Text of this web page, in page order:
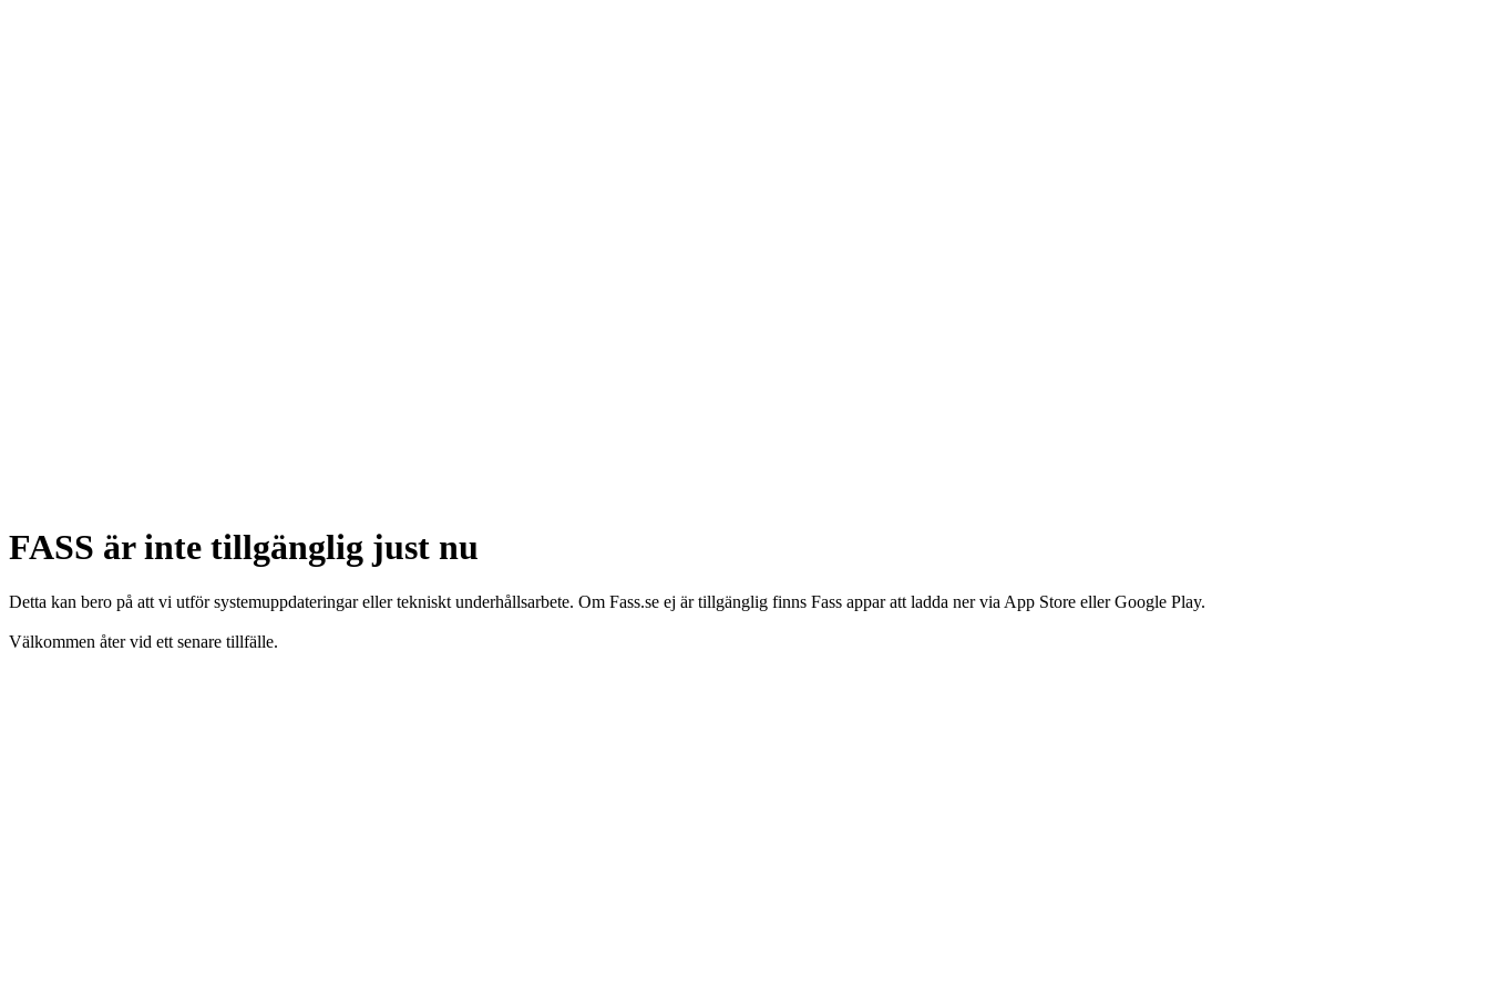
FASS är inte tillgänglig just nu
Detta kan bero på att vi utför systemuppdateringar eller tekniskt underhållsarbete. Om Fass.se ej är tillgänglig finns Fass appar att ladda ner via App Store eller Google Play.
Välkommen åter vid ett senare tillfälle.